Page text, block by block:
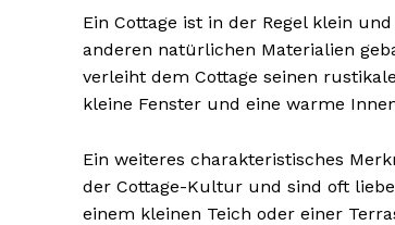
Ein Cottage ist in der Regel klein
anderen natürlichen Materialien
verleiht dem Cottage seinen
kleine Fenster und eine warme
Ein weiteres charakteristisches
der Cottage-Kultur und sind oft
einem kleinen Teich oder einer